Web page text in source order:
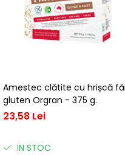
Amestec clătite cu hrișcă fără
gluten Orgran - 375 g.
23,58 Lei
IN STOC